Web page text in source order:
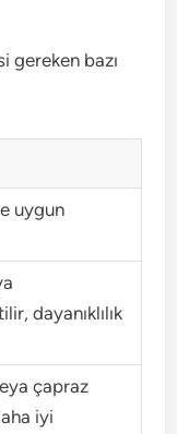
gereken bazı
uygun
dayanıklılık
çapraz
iyi